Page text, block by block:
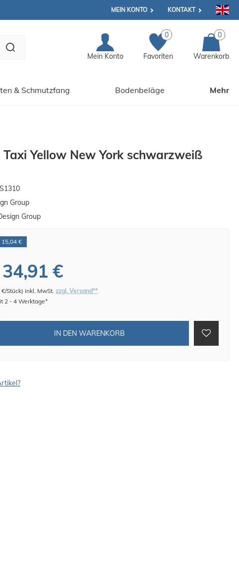
MEIN KONTO KONTAKT
Mein Konto
0
Favoriten
0
Warenkorb
& Schmutzfang Bodenbeläge Mehr
Yellow New York schwarzweiß
Group
Group
15,04 €
34,91 €
€/Stück)inkl. MwSt.zzgl. Versand**
2 - 4 Werktage*
IN DEN WARENKORB